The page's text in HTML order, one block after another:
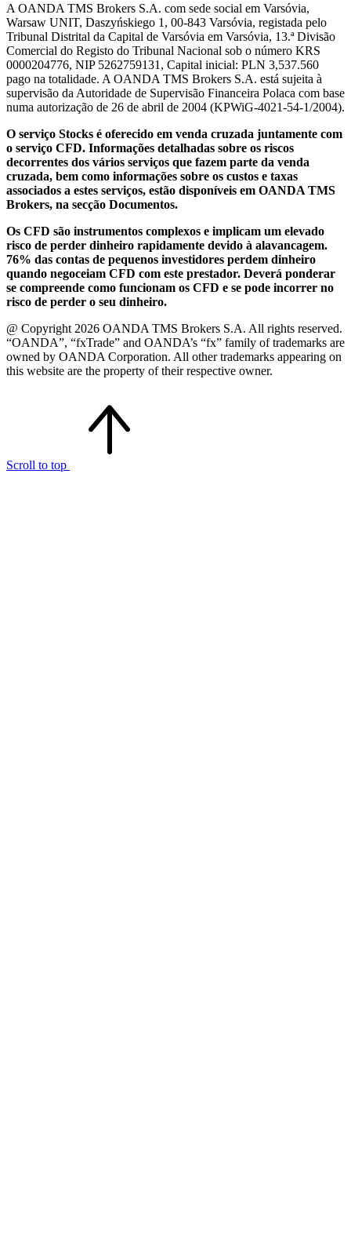
A OANDA TMS Brokers S.A. com sede social em Varsóvia,
Warsaw UNIT, Daszyńskiego 1, 00-843 Varsóvia, registada pelo
Tribunal Distrital da Capital de Varsóvia em Varsóvia, 13.ª Divisão
Comercial do Registo do Tribunal Nacional sob o número KRS
0000204776, NIP 5262759131, Capital inicial: PLN 3,537.560
pago na totalidade. A OANDA TMS Brokers S.A. está sujeita à
supervisão da Autoridade de Supervisão Financeira Polaca com base
numa autorização de 26 de abril de 2004 (KPWiG-4021-54-1/2004).
O serviço Stocks é oferecido em venda cruzada juntamente com
o serviço CFD. Informações detalhadas sobre os riscos
decorrentes dos vários serviços que fazem parte da venda
cruzada, bem como informações sobre os custos e taxas
associados a estes serviços, estão disponíveis em OANDA TMS
Brokers, na secção Documentos.
Os CFD são instrumentos complexos e implicam um elevado
risco de perder dinheiro rapidamente devido à alavancagem.
76% das contas de pequenos investidores perdem dinheiro
quando negoceiam CFD com este prestador. Deverá ponderar
se compreende como funcionam os CFD e se pode incorrer no
risco de perder o seu dinheiro.
@ Copyright 2026 OANDA TMS Brokers S.A. All rights reserved.
“OANDA”, “fxTrade” and OANDA’s “fx” family of trademarks are
owned by OANDA Corporation. All other trademarks appearing on
this website are the property of their respective owner.
Scroll to top